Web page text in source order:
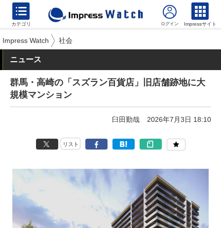
カテゴリ Impressサイト
Impress Watch 社会
ニュース
群馬・高崎の「スズラン百貨店」旧店舗跡地に大
規模マンション
臼田勤哉 2026年7月3日 18:10
リスト